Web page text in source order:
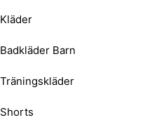
Kläder
Badkläder Barn
Träningskläder
Shorts